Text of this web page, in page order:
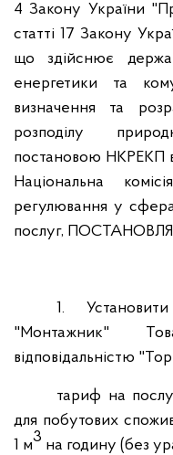
4 Закону України
статті 17 Закону
що здійснює
енергетики та
визначення та
розподілу
постановою НКРЕКП
Національна
регулювання у
послуг,
1.
"Монтажник"
відповідальністю
тариф на
для побутових
1 м3 на годину (без